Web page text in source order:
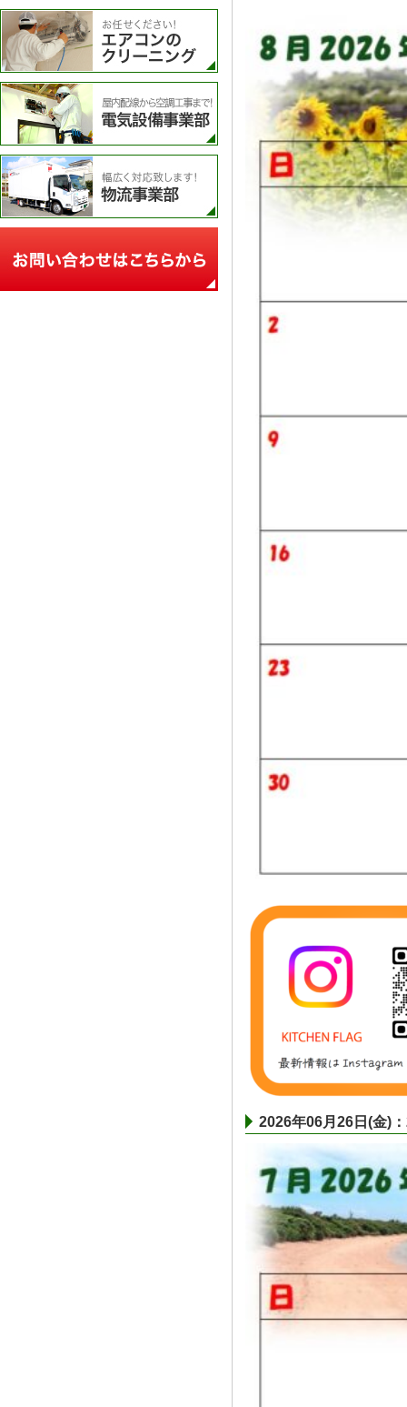
2026年06月26日(金)
電気設備事業部
物流事業部